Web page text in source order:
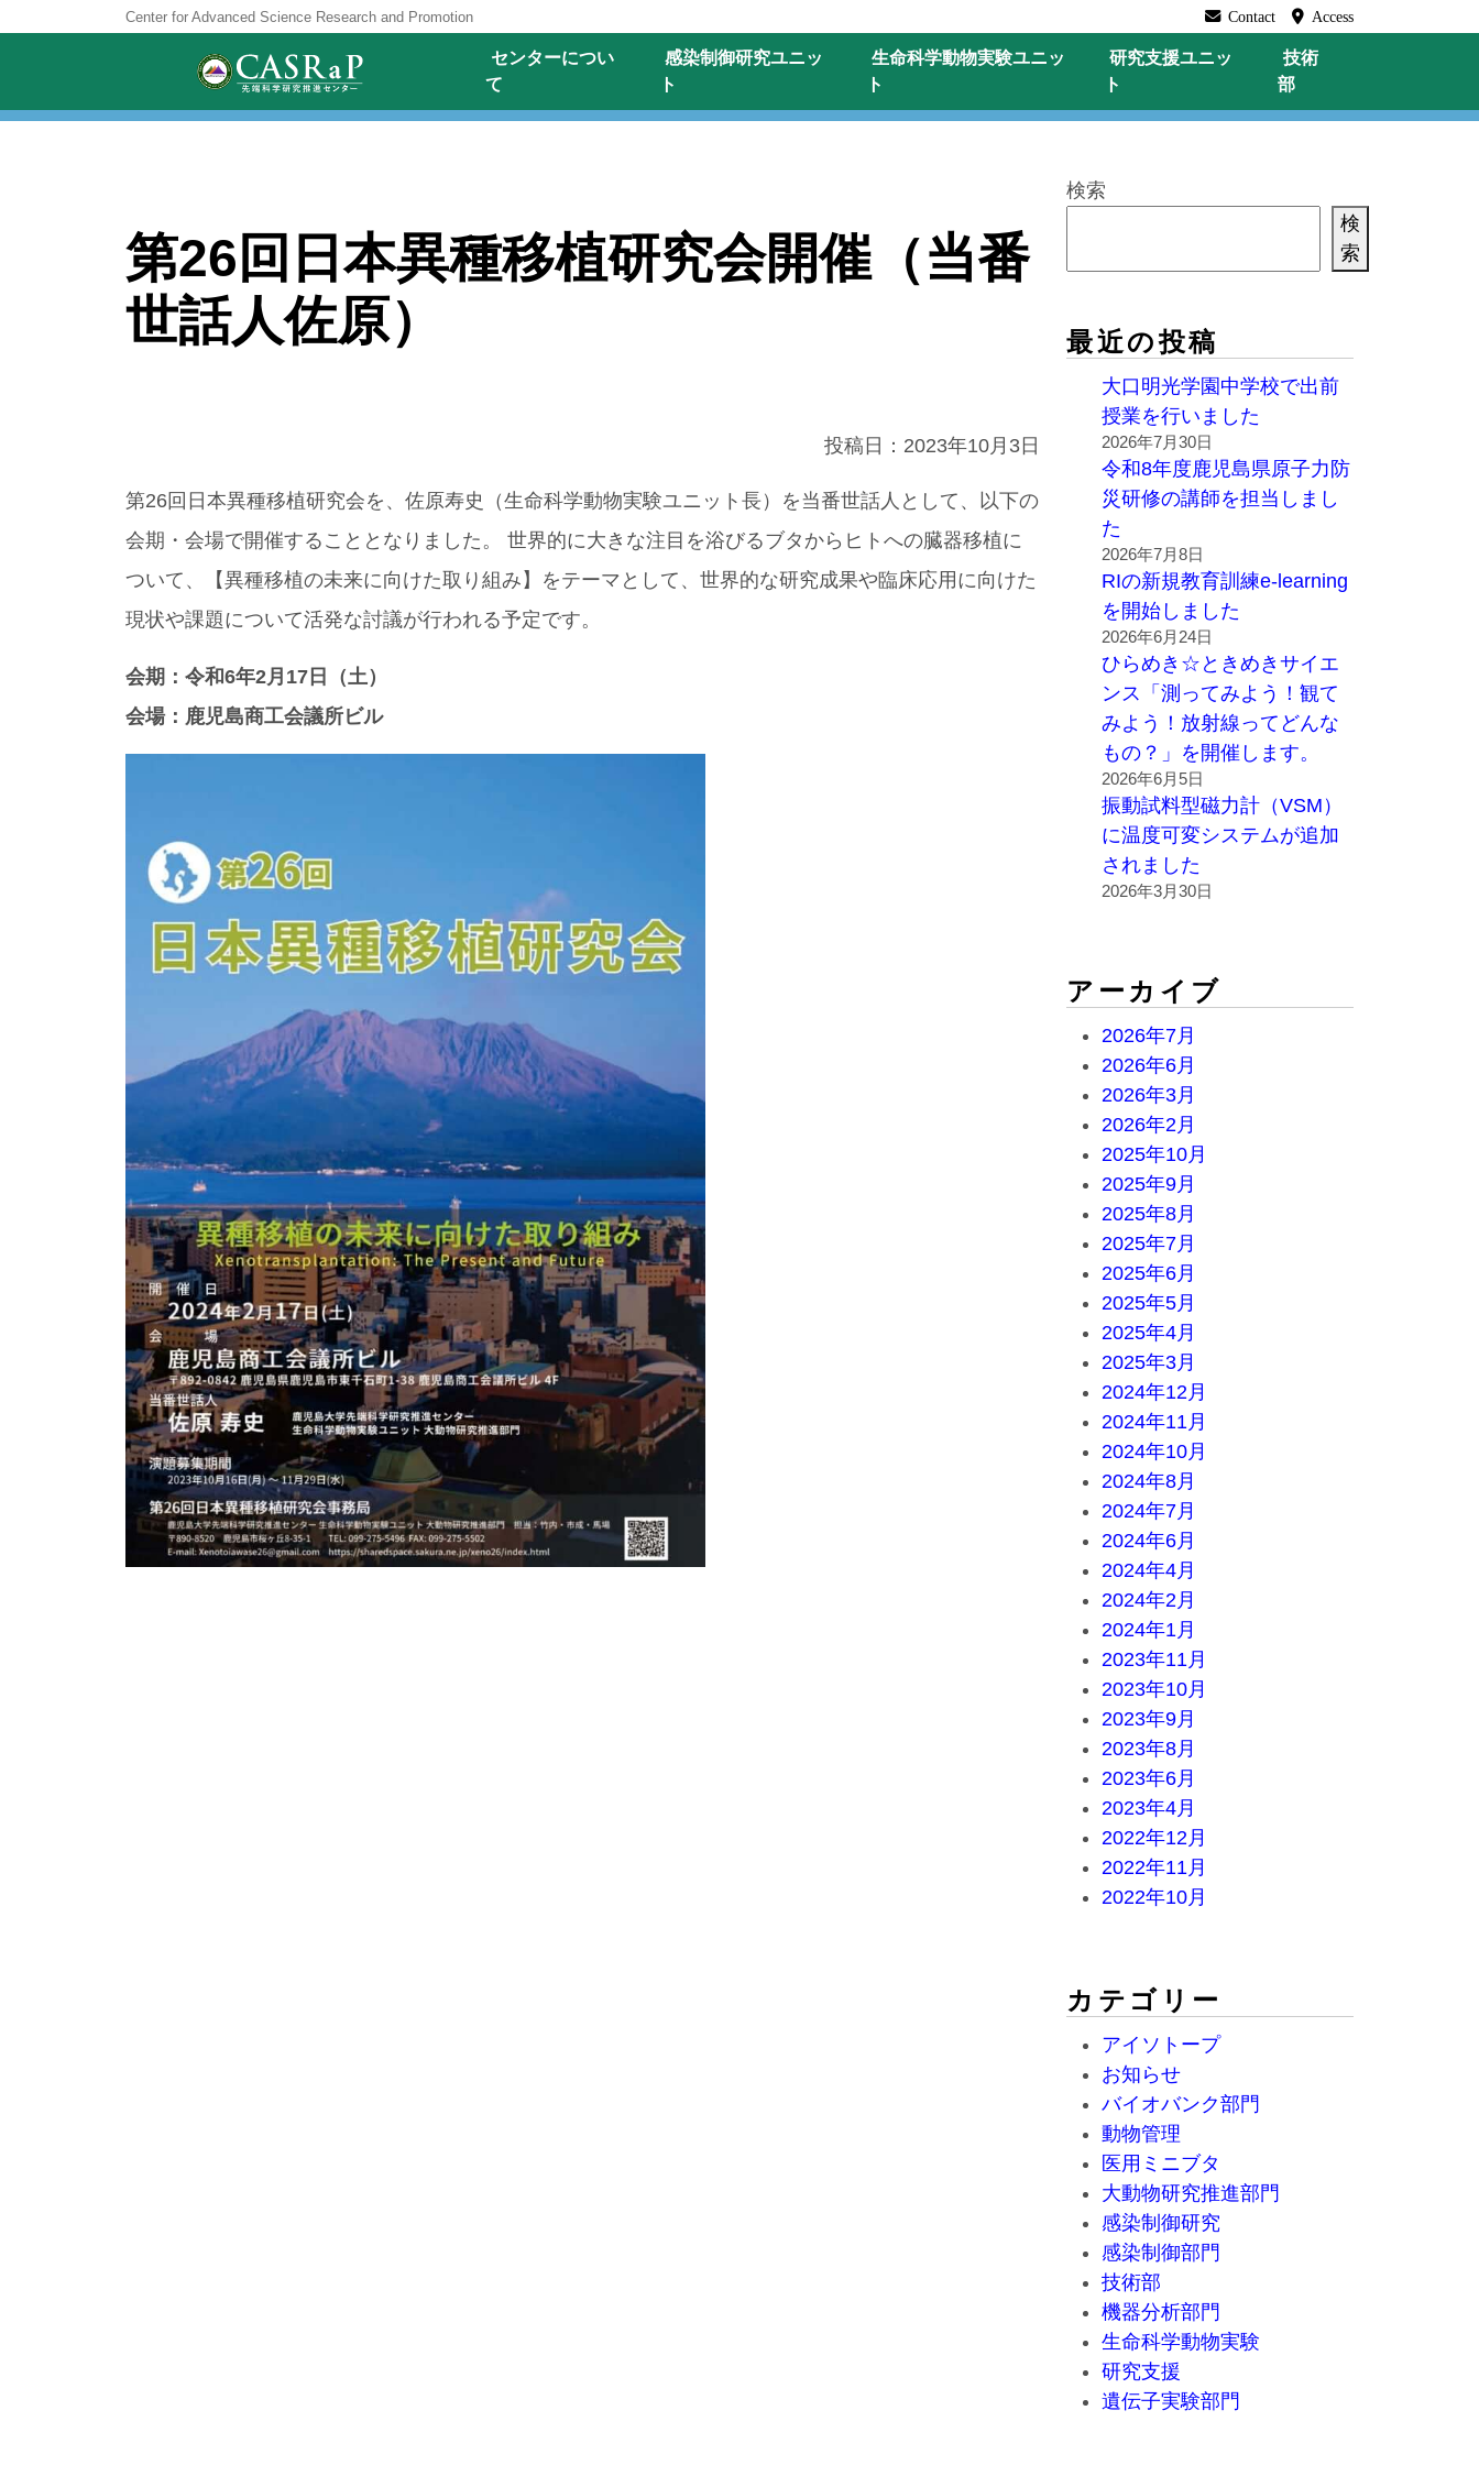
Center for Advanced Science Research and Promotion Contact Access
センターについ
て
感染制御研究ユニッ
ト
生命科学動物実験ユニッ
ト
研究支援ユニッ
ト
技術
部
第26回日本異種移植研究会開催（当番
世話人佐原）
投稿日： 2023年10月3日
第26回日本異種移植研究会を、佐原寿史（生命科学動物実験ユニット長）を当番世話人として、以下の
会期・会場で開催することとなりました。 世界的に大きな注目を浴びるブタからヒトへの臓器移植に
ついて、【異種移植の未来に向けた取り組み】をテーマとして、世界的な研究成果や臨床応用に向けた
現状や課題について活発な討議が行われる予定です。
会期：令和6年2月17日（土）
会場：鹿児島商工会議所ビル
検索
検
索
最近の投稿
大口明光学園中学校で出前
授業を行いました
2026年7月30日
令和8年度鹿児島県原子力防
災研修の講師を担当しまし
た
2026年7月8日
RIの新規教育訓練e-learning
を開始しました
2026年6月24日
ひらめき☆ときめきサイエ
ンス「測ってみよう！観て
みよう！放射線ってどんな
もの？」を開催します。
2026年6月5日
振動試料型磁力計（VSM）
に温度可変システムが追加
されました
2026年3月30日
アーカイブ
2026年7月
2026年6月
2026年3月
2026年2月
2025年10月
2025年9月
2025年8月
2025年7月
2025年6月
2025年5月
2025年4月
2025年3月
2024年12月
2024年11月
2024年10月
2024年8月
2024年7月
2024年6月
2024年4月
2024年2月
2024年1月
2023年11月
2023年10月
2023年9月
2023年8月
2023年6月
2023年4月
2022年12月
2022年11月
2022年10月
カテゴリー
アイソトープ
お知らせ
バイオバンク部門
動物管理
医用ミニブタ
大動物研究推進部門
感染制御研究
感染制御部門
技術部
機器分析部門
生命科学動物実験
研究支援
遺伝子実験部門